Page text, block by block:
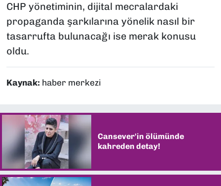
CHP yönetiminin, dijital mecralardaki
propaganda şarkılarına yönelik nasıl bir
tasarrufta bulunacağı ise merak konusu
oldu.
Kaynak: haber merkezi
Cansever'in ölümünde
kahreden detay!